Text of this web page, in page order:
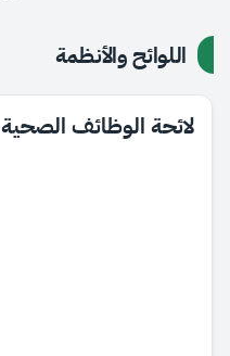
اللوائح والأنظمة
لائحة الوظائف الصحية